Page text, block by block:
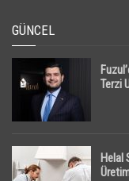
GÜNCEL
Terzi
Helal